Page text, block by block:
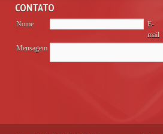
CONTATO
Nome
E-
mail
Mensagem